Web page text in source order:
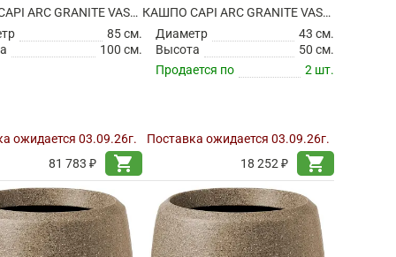
КАШПО CAPI ARC GRANITE VASE ELEGANT DELUXE ANTHRACITE
85 см.
100 см.
ожидается 03.09.26г.
81 783 ₽
shopping_cart
КАШПО CAPI ARC GRANITE VASE ELEGANT DELUXE BLACK
Диаметр
43 см.
Высота
50 см.
Продается по
2 шт.
Поставка ожидается 03.09.26г.
18 252 ₽
shopping_cart